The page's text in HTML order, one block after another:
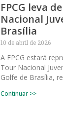
FPCG leva
Nacional
Brasília
10 de abril de 2026
A FPCG estará
Tour Nacional
Golfe de Brasília,
Continuar >>